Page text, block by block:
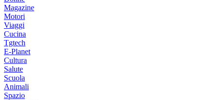
Magazine
Motori
Viaggi
Cucina
Tgtech
E-Planet
Cultura
Salute
Scuola
Animali
Spazio